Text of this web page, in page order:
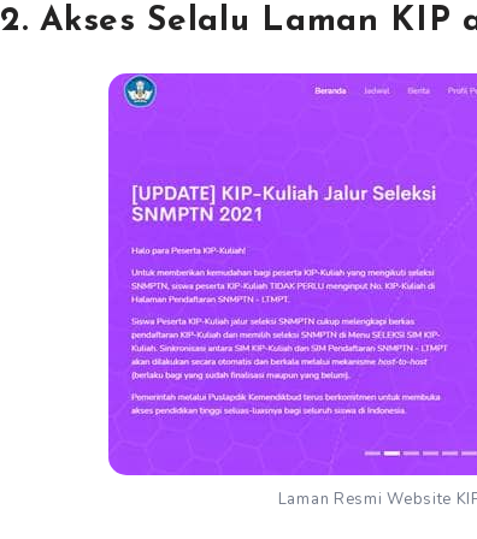
2. Akses Selalu Laman KIP
Laman Resmi Website